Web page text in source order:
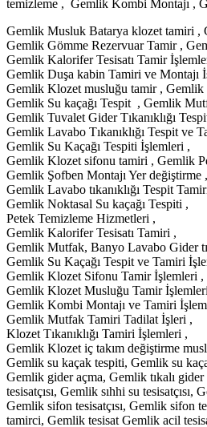
temizleme , Gemlik Kombi Montajı ,
Gemlik Musluk Batarya klozet tamiri ,
Gemlik Gömme Rezervuar Tamir ,
Gemlik Kalorifer Tesisatı Tamir
Gemlik Duşa kabin Tamiri ve Montajı
Gemlik Klozet musluğu tamir , Gemlik
Gemlik Su kaçağı Tespit , Gemlik
Gemlik Tuvalet Gider Tıkanıklığı
Gemlik Lavabo Tıkanıklığı Tespit ve
Gemlik Su Kaçağı Tespiti İşlemleri ,
Gemlik Klozet sifonu tamiri , Gemlik
Gemlik Şofben Montajı Yer değiştirme ,
Gemlik Lavabo tıkanıklığı Tespit
Gemlik Noktasal Su kaçağı Tespiti ,
Petek Temizleme Hizmetleri ,
Gemlik Kalorifer Tesisatı Tamiri ,
Gemlik Mutfak, Banyo Lavabo Gider
Gemlik Su Kaçağı Tespit ve Tamiri
Gemlik Klozet Sifonu Tamir İşlemleri ,
Gemlik Klozet Musluğu Tamir
Gemlik Kombi Montajı ve Tamiri
Gemlik Mutfak Tamiri Tadilat İşleri ,
Klozet Tıkanıklığı Tamiri İşlemleri ,
Gemlik Klozet iç takım değiştirme
Gemlik su kaçak tespiti, Gemlik su
Gemlik gider açma, Gemlik tıkalı gider
tesisatçısı, Gemlik sıhhi su tesisatçısı,
Gemlik sifon tesisatçısı, Gemlik sifon
tamirci, Gemlik tesisat Gemlik acil